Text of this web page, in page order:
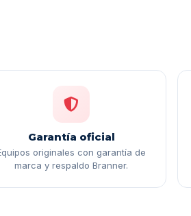
Garantía oficial
originales con garantía de
marca y respaldo Branner.